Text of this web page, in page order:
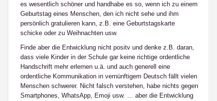
es wesentlich schöner und handhabe es so, wenn ich zu einem
Geburtstag eines Menschen, den ich nicht sehe und ihm
persönlich gratulieren kann, z.B. eine Geburtstagskarte
schicke oder zu Weihnachten usw.
Finde aber die Entwicklung nicht positv und denke z.B. daran,
dass viele Kinder in der Schule gar keine richtige ordentliche
Handschrift mehr erlernen u.ä. und auch generell eine
ordentliche Kommunikation in vernünftigem Deutsch fällt vielen
Menschen schwerer. Nicht falsch verstehen, habe nichts gegen
Smartphones, WhatsApp, Emoji usw. … aber die Entwicklung